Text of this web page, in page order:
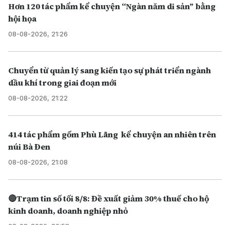
Hơn 120 tác phẩm kể chuyện “Ngàn năm di sản” bằng
hội họa
08-08-2026, 21:26
Chuyển từ quản lý sang kiến tạo sự phát triển ngành
dầu khí trong giai đoạn mới
08-08-2026, 21:22
414 tác phẩm gốm Phù Lãng kể chuyện an nhiên trên
núi Bà Đen
08-08-2026, 21:08
🔴Trạm tin số tối 8/8: Đề xuất giảm 30% thuế cho hộ
kinh doanh, doanh nghiệp nhỏ